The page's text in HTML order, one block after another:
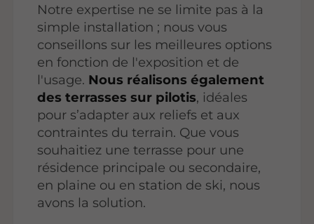
Notre expertise ne se limite pas à la
simple installation ; nous vous
conseillons sur les meilleures options
en fonction de l'exposition et de
l'usage. Nous réalisons également
des terrasses sur pilotis, idéales
pour s’adapter aux reliefs et aux
contraintes du terrain. Que vous
souhaitiez une terrasse pour une
résidence principale ou secondaire,
en plaine ou en station de ski, nous
avons la solution.